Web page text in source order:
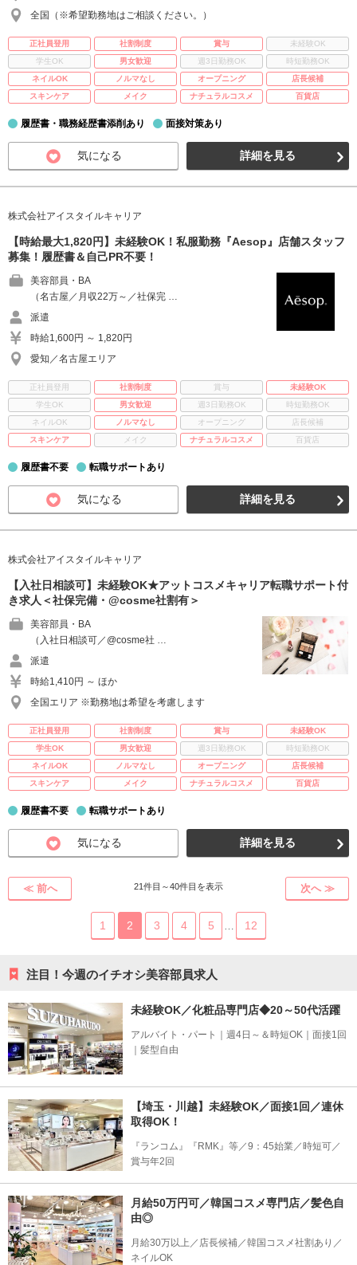
全国（※希望勤務地はご相談ください。）
正社員登用 社割制度 賞与
未経験OK
学生OK
男女歓迎 週3日勤務OK
時短勤務OK
ネイルOK
ノルマなし オープニング
店長候補
スキンケア
メイク ナチュラルコスメ 百貨店
履歴書・職務経歴書添削あり 面接対策あり
気になる 詳細を見る
株式会社アイスタイルキャリア
【時給最大1,820円】未経験OK！私服勤務『Aesop』店舗スタッフ
募集！履歴書＆自己PR不要！
美容部員・BA
（名古屋／月収22万～／社保完 …
派遣
時給1,600円 ～ 1,820円
愛知／名古屋エリア
正社員登用 社割制度 賞与
未経験OK
学生OK
男女歓迎 週3日勤務OK
時短勤務OK
ネイルOK
ノルマなし オープニング
店長候補
スキンケア
メイク ナチュラルコスメ 百貨店
履歴書不要 転職サポートあり
気になる 詳細を見る
株式会社アイスタイルキャリア
【入社日相談可】未経験OK★アットコスメキャリア転職サポート付
き求人＜社保完備・@cosme社割有＞
美容部員・BA
（入社日相談可／@cosme社 …
派遣
時給1,410円 ～ ほか
全国エリア ※勤務地は希望を考慮します
正社員登用 社割制度 賞与
未経験OK
学生OK
男女歓迎 週3日勤務OK
時短勤務OK
ネイルOK
ノルマなし オープニング
店長候補
スキンケア
メイク ナチュラルコスメ 百貨店
履歴書不要 転職サポートあり
気になる 詳細を見る
≪ 前へ 21件目～40件目を表示 次へ ≫
1 2 3 4 5 … 12
注目！今週のイチオシ美容部員求人
未経験OK／化粧品専門店◆20～50代活躍
アルバイト・パート｜週4日～＆時短OK｜面接1回
｜髪型自由
【埼玉・川越】未経験OK／面接1回／連休
取得OK！
『ランコム』『RMK』等／9：45始業／時短可／
賞与年2回
月給50万円可／韓国コスメ専門店／髪色自
由◎
月給30万以上／店長候補／韓国コスメ社割あり／
ネイルOK